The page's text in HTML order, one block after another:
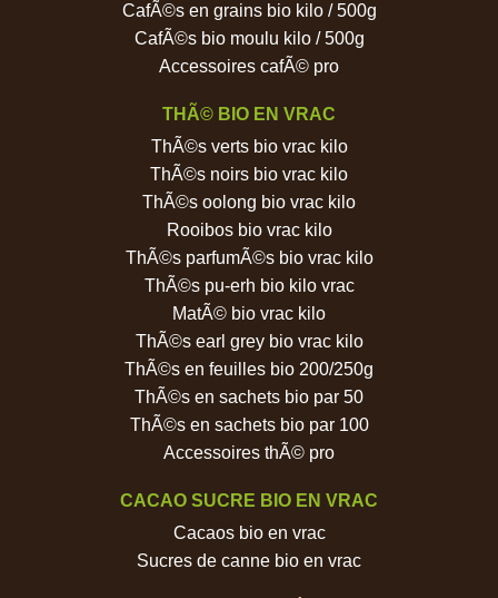
CafÃ©s en grains bio kilo / 500g
CafÃ©s bio moulu kilo / 500g
Accessoires cafÃ© pro
THÃ© BIO EN VRAC
ThÃ©s verts bio vrac kilo
ThÃ©s noirs bio vrac kilo
ThÃ©s oolong bio vrac kilo
Rooibos bio vrac kilo
ThÃ©s parfumÃ©s bio vrac kilo
ThÃ©s pu-erh bio kilo vrac
MatÃ© bio vrac kilo
ThÃ©s earl grey bio vrac kilo
ThÃ©s en feuilles bio 200/250g
ThÃ©s en sachets bio par 50
ThÃ©s en sachets bio par 100
Accessoires thÃ© pro
CACAO SUCRE BIO EN VRAC
Cacaos bio en vrac
Sucres de canne bio en vrac